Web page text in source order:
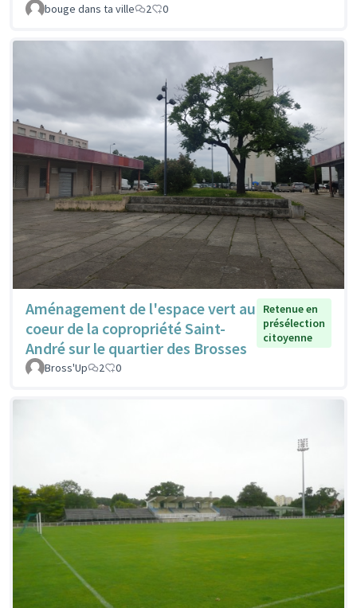
bouge dans ta ville 2 0
Aménagement de l'espace vert au
coeur de la copropriété Saint-
André sur le quartier des Brosses
Retenue en
présélection
citoyenne
Bross'Up 2 0